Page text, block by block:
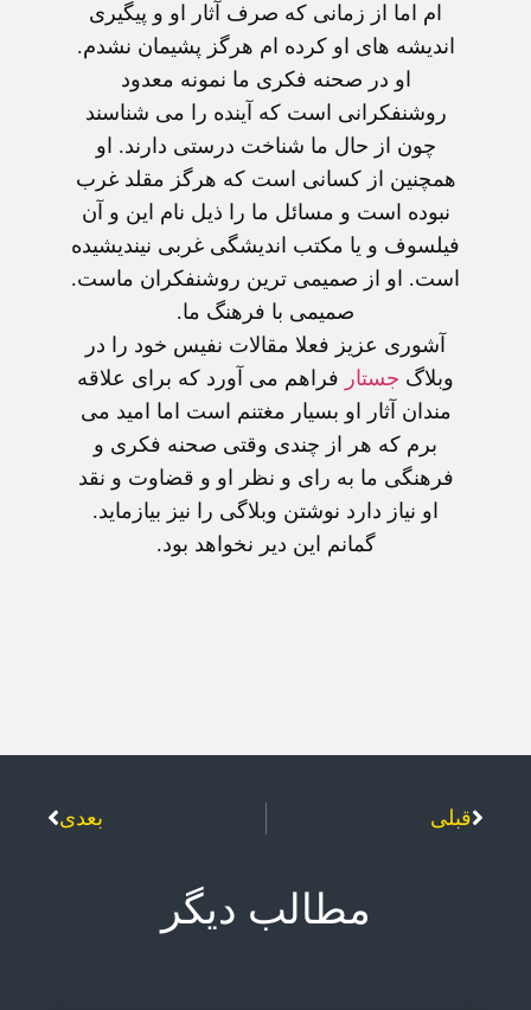
ام اما از زمانی که صرف آثار او و پيگيری
انديشه های او کرده ام هرگز پشيمان نشدم.
او در صحنه فکری ما نمونه معدود
روشنفکرانی است که آينده را می شناسند
چون از حال ما شناخت درستی دارند. او
همچنين از کسانی است که هرگز مقلد غرب
نبوده است و مسائل ما را ذيل نام اين و آن
فيلسوف و يا مکتب انديشگی غربی نينديشيده
است. او از صميمی ترين روشنفکران ماست.
صميمی با فرهنگ ما.
آشوری عزيز فعلا مقالات نفيس خود را در
وبلاگ جستار فراهم می آورد که برای علاقه
مندان آثار او بسيار مغتنم است اما اميد می
برم که هر از چندی وقتی صحنه فکری و
فرهنگی ما به رای و نظر او و قضاوت و نقد
او نياز دارد نوشتن وبلاگی را نيز بيازمايد.
گمانم اين دير نخواهد بود.
قبلی بعدی
مطالب دیگر